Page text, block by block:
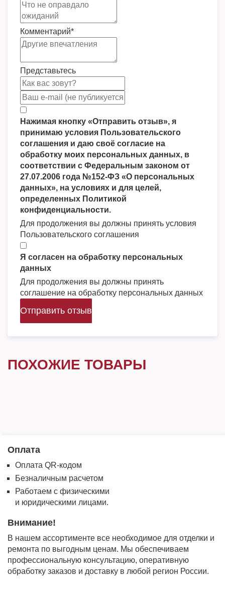
Комментарий*
Представьтесь
Нажимая кнопку «Отправить отзыв», я
принимаю условия Пользовательского
соглашения и даю своё согласие на
обработку моих персональных данных, в
соответствии с Федеральным законом от
27.07.2006 года №152-ФЗ «О персональных
данных», на условиях и для целей,
определенных Политикой
конфиденциальности.
Для продолжения вы должны принять условия
Пользовательского соглашения
Я согласен на обработку персональных
данных
Для продолжения вы должны принять
соглашение на обработку персональных данных
Отправить отзыв
ПОХОЖИЕ ТОВАРЫ
Оплата
Оплата QR-кодом
Безналичным расчетом
Работаем с физическими
и юридическими лицами.
Внимание!
В нашем ассортименте все необходимое для отделки и
ремонта по выгодным ценам. Мы обеспечиваем
профессиональную консультацию, оперативную
обработку заказов и доставку в любой регион России.